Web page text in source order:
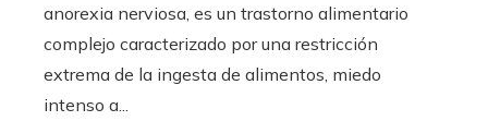
anorexia nerviosa, es un trastorno alimentario
complejo caracterizado por una restricción
extrema de la ingesta de alimentos, miedo
intenso a...